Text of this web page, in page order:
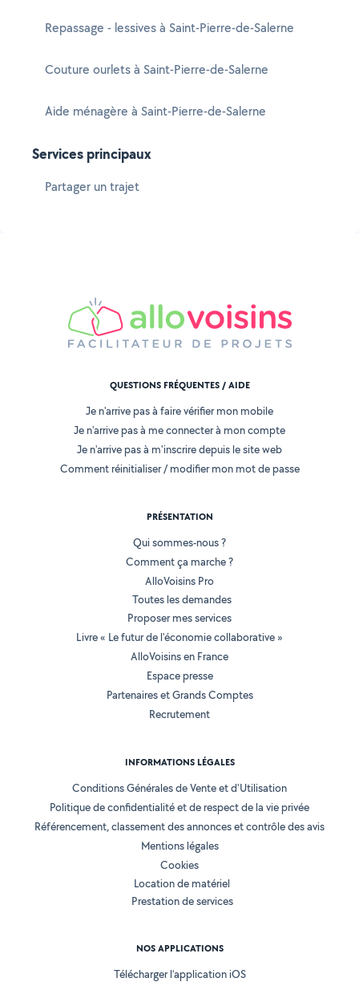
Repassage - lessives à Saint-Pierre-de-Salerne
Couture ourlets à Saint-Pierre-de-Salerne
Aide ménagère à Saint-Pierre-de-Salerne
Services principaux
Partager un trajet
QUESTIONS FRÉQUENTES / AIDE
Je n'arrive pas à faire vérifier mon mobile
Je n'arrive pas à me connecter à mon compte
Je n'arrive pas à m'inscrire depuis le site web
Comment réinitialiser / modifier mon mot de passe
PRÉSENTATION
Qui sommes-nous ?
Comment ça marche ?
AlloVoisins Pro
Toutes les demandes
Proposer mes services
Livre « Le futur de l'économie collaborative »
AlloVoisins en France
Espace presse
Partenaires et Grands Comptes
Recrutement
INFORMATIONS LÉGALES
Conditions Générales de Vente et d'Utilisation
Politique de confidentialité et de respect de la vie privée
Référencement, classement des annonces et contrôle des avis
Mentions légales
Cookies
Location de matériel
Prestation de services
NOS APPLICATIONS
Télécharger l’application iOS